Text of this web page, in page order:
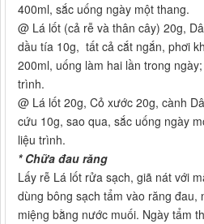
400ml, sắc uống ngày một thang.
@ Lá lốt (cả rễ và thân cây) 20g,
dầu tía 10g, tất cả cắt ngắn, phơi
200ml, uống làm hai lần trong
trình.
@ Lá lốt 20g, Cỏ xước 20g, cành
cứu 10g, sao qua, sắc uống ngày
liệu trình.
* Chữa đau răng
Lấy rễ Lá lốt rửa sạch, giã nát với
dùng bông sạch tẩm vào răng đau,
miệng bằng nước muối. Ngày tẩm